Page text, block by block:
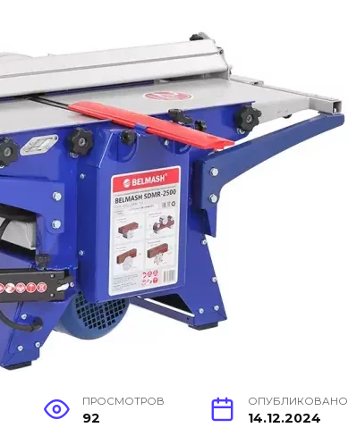
ПРОСМОТРОВ
92
ОПУБЛИКОВАНО
14.12.2024